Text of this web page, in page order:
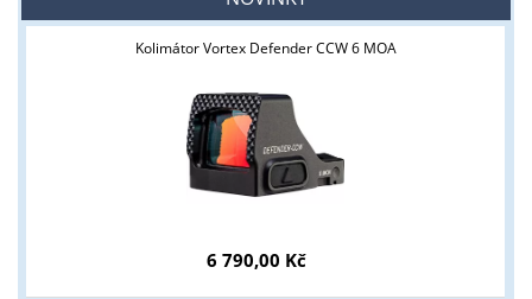
Kolimátor Vortex Defender CCW 6 MOA
6 790,00 Kč